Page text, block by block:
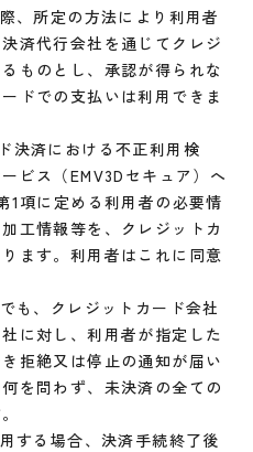
、所定の方法により利用者
済代行会社を通じてクレジ
ものとし、承認が得られな
ドでの支払いは利用できま
決済における不正利用検
ビス（EMV3Dセキュア）へ
1項に定める利用者の必要情
工情報等を、クレジットカ
ます。利用者はこれに同意
も、クレジットカード会社
に対し、利用者が指定した
拒絶又は停止の通知が届い
を問わず、未決済の全ての
する場合、決済手続終了後